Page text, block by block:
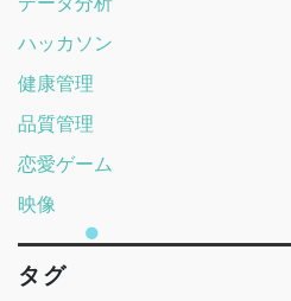
ハッカソン
健康管理
品質管理
恋愛ゲーム
映像
タグ